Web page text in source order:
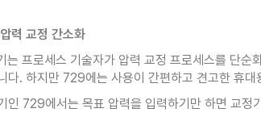
력 교정 간소화
프로세스 기술자가 압력 교정 프로세스를 단순
다. 하지만 729에는 사용이 간편하고 견고한 휴
인 729에서는 목표 압력을 입력하기만 하면 교